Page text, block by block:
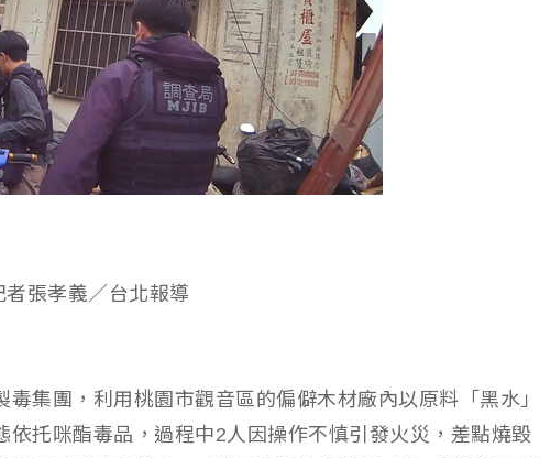
張孝義／台北報導
毒集團，利用桃園市觀音區的偏僻木材廠內以原料「黑水」
依托咪酯毒品，過程中2人因操作不慎引發火災，差點燒毀